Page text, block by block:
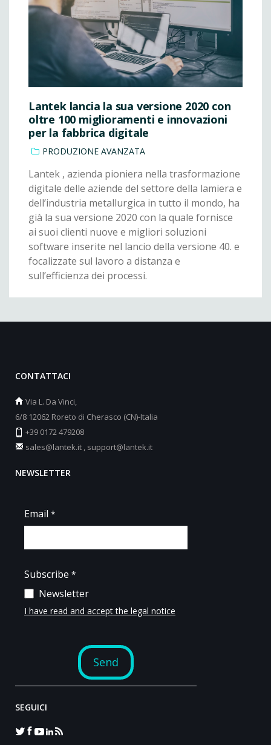
Lantek lancia la sua versione 2020 con
oltre 100 miglioramenti e innovazioni
per la fabbrica digitale
PRODUZIONE AVANZATA
Lantek , azienda pioniera nella trasformazione
digitale delle aziende del settore della lamiera e
dell’industria metallurgica in tutto il mondo, ha
già la sua versione 2020 con la quale fornisce
ai suoi clienti nuove e migliori soluzioni
software inserite nel lancio della versione 40. e
focalizzate sul lavoro a distanza e
sull’efficienza dei processi.
CONTATTACI
Via L. Da Vinci,
6/8 12062 Roreto di Cherasco (CN)-Italia
+39 0172 479208
sales@lantek.it , support@lantek.it
NEWSLETTER
SEGUICI